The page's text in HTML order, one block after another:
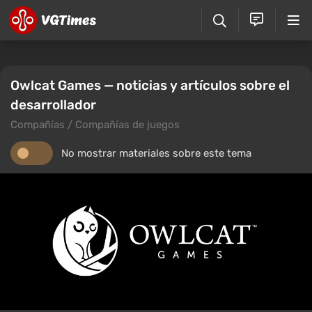
Owlcat Games — noticias y artículos sobre el
desarrollador
Compañías / Compañías de juegos
No mostrar materiales sobre este tema